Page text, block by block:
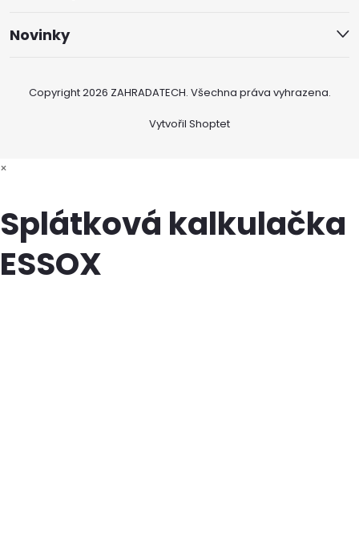
Novinky
Vytvořil Shoptet
Copyright 2026 ZAHRADATECH. Všechna práva vyhrazena.
×
Splátková kalkulačka
ESSOX